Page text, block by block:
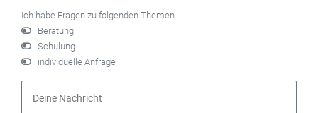
Ich habe Fragen zu folgenden Themen
Beratung
Schulung
individuelle Anfrage